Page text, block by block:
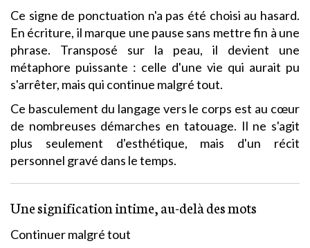
Ce signe de ponctuation n'a pas été choisi au hasard.
En écriture, il marque une pause sans mettre fin à une
phrase. Transposé sur la peau, il devient une
métaphore puissante : celle d'une vie qui aurait pu
s'arrêter, mais qui continue malgré tout.
Ce basculement du langage vers le corps est au cœur
de nombreuses démarches en tatouage. Il ne s'agit
plus seulement d'esthétique, mais d'un récit
personnel gravé dans le temps.
Une signification intime, au-delà des mots
Continuer malgré tout